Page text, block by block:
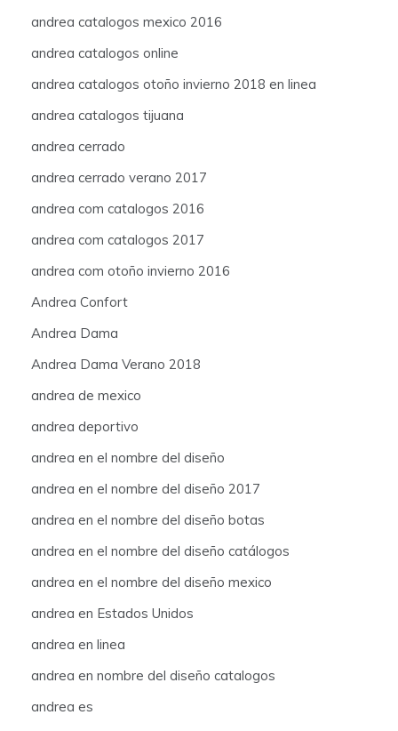
andrea catalogos mexico 2016
andrea catalogos online
andrea catalogos otoño invierno 2018 en linea
andrea catalogos tijuana
andrea cerrado
andrea cerrado verano 2017
andrea com catalogos 2016
andrea com catalogos 2017
andrea com otoño invierno 2016
Andrea Confort
Andrea Dama
Andrea Dama Verano 2018
andrea de mexico
andrea deportivo
andrea en el nombre del diseño
andrea en el nombre del diseño 2017
andrea en el nombre del diseño botas
andrea en el nombre del diseño catálogos
andrea en el nombre del diseño mexico
andrea en Estados Unidos
andrea en linea
andrea en nombre del diseño catalogos
andrea es